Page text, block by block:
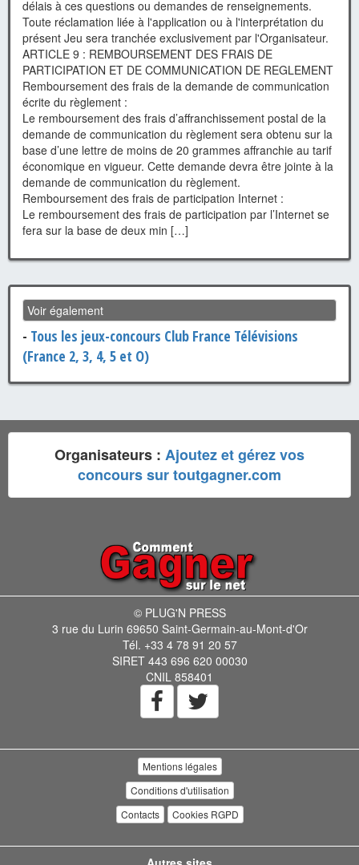
délais à ces questions ou demandes de renseignements.
Toute réclamation liée à l'application ou à l'interprétation du
présent Jeu sera tranchée exclusivement par l'Organisateur.
ARTICLE 9 : REMBOURSEMENT DES FRAIS DE
PARTICIPATION ET DE COMMUNICATION DE REGLEMENT
Remboursement des frais de la demande de communication
écrite du règlement :
Le remboursement des frais d’affranchissement postal de la
demande de communication du règlement sera obtenu sur la
base d’une lettre de moins de 20 grammes affranchie au tarif
économique en vigueur. Cette demande devra être jointe à la
demande de communication du règlement.
Remboursement des frais de participation Internet :
Le remboursement des frais de participation par l’Internet se
fera sur la base de deux min […]
Voir également
- Tous les jeux-concours Club France Télévisions
(France 2, 3, 4, 5 et O)
Organisateurs : Ajoutez et gérez vos
concours sur toutgagner.com
© PLUG'N PRESS
3 rue du Lurin 69650 Saint-Germain-au-Mont-d'Or
Tél. +33 4 78 91 20 57
SIRET 443 696 620 00030
CNIL 858401
Mentions légales
Conditions d'utilisation
Contacts
Cookies RGPD